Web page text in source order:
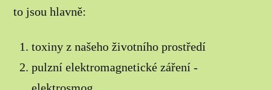
to jsou hlavně:
toxiny z našeho životního prostředí
pulzní elektromagnetické záření -